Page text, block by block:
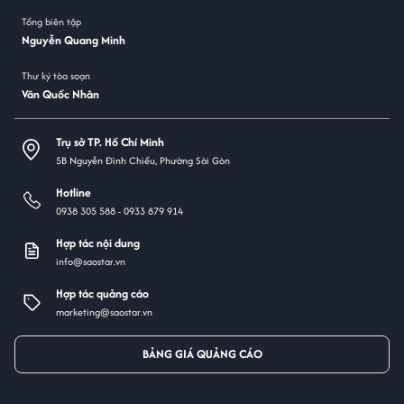
Tổng biên tập
Nguyễn Quang Minh
Thư ký tòa soạn
Văn Quốc Nhân
Trụ sở TP. Hồ Chí Minh
5B Nguyễn Đình Chiểu, Phường Sài Gòn
Hotline
0938 305 588 -0933 879 914
Hợp tác nội dung
info@saostar.vn
Hợp tác quảng cáo
marketing@saostar.vn
BẢNG GIÁ QUẢNG CÁO